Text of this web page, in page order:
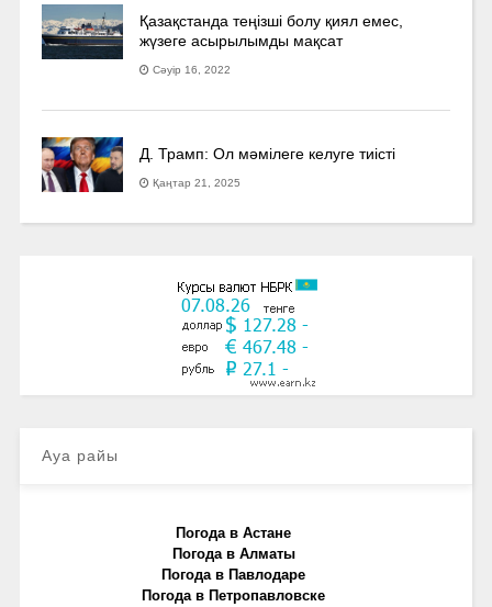
Қазақстанда теңізші болу қиял емес,
жүзеге асырылымды мақсат
Сәуір 16, 2022
Д. Трамп: Ол мәмілеге келуге тиісті
Қаңтар 21, 2025
Ауа райы
Погода в Астане
Погода в Алматы
Погода в Павлодаре
Погода в Петропавловске